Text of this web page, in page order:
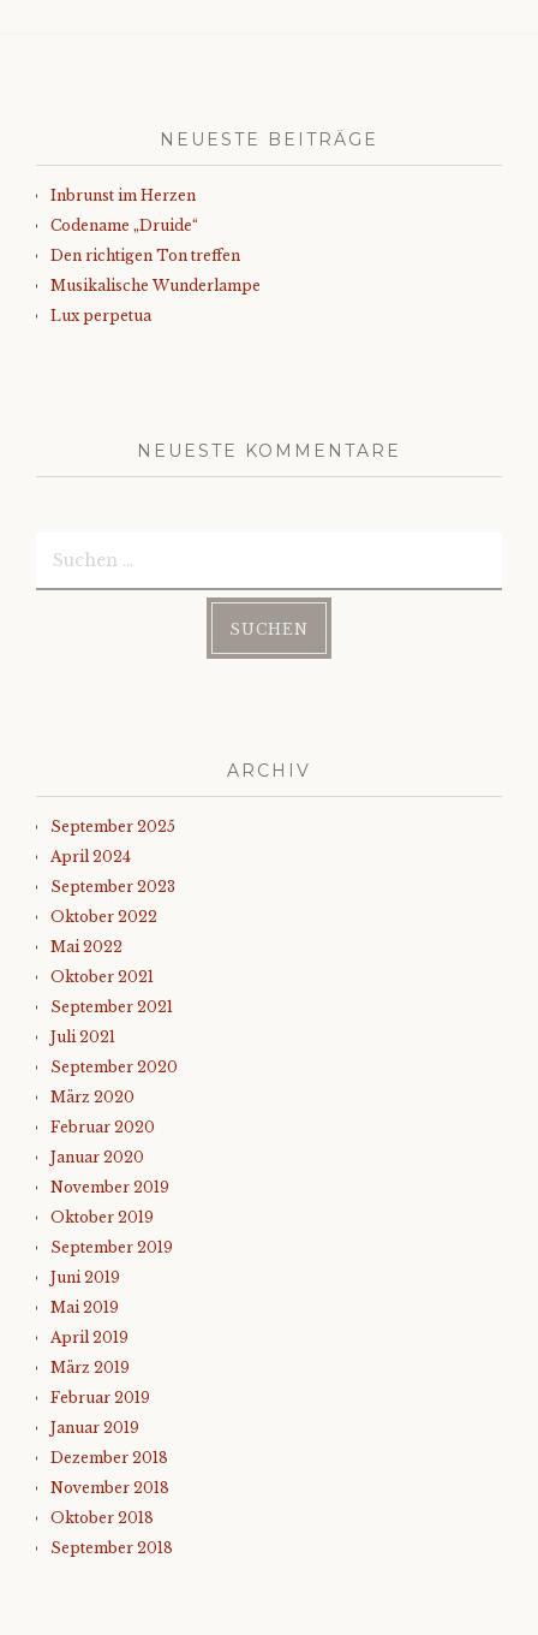
NEUESTE BEITRÄGE
Inbrunst im Herzen
Codename „Druide“
Den richtigen Ton treffen
Musikalische Wunderlampe
Lux perpetua
NEUESTE KOMMENTARE
ARCHIV
September 2025
April 2024
September 2023
Oktober 2022
Mai 2022
Oktober 2021
September 2021
Juli 2021
September 2020
März 2020
Februar 2020
Januar 2020
November 2019
Oktober 2019
September 2019
Juni 2019
Mai 2019
April 2019
März 2019
Februar 2019
Januar 2019
Dezember 2018
November 2018
Oktober 2018
September 2018